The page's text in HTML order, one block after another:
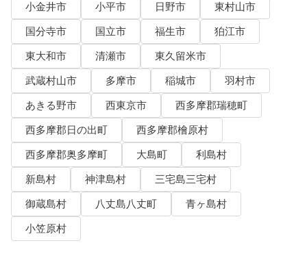
小金井市
小平市 日野市
東村山市
国分寺市
国立市 福生市
狛江市
東大和市
清瀬市
東久留米市
武蔵村山市
多摩市 稲城市
羽村市
あきる野市
西東京市
西多摩郡瑞穂町
西多摩郡日の出町
西多摩郡檜原村
西多摩郡奥多摩町
大島町
利島村
新島村
神津島村
三宅島三宅村
御蔵島村
八丈島八丈町
青ヶ島村
小笠原村